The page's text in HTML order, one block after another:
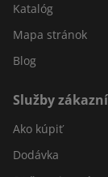
Katalóg
Mapa stránok
Blog
Služby
Ako kúpiť
Dodávka